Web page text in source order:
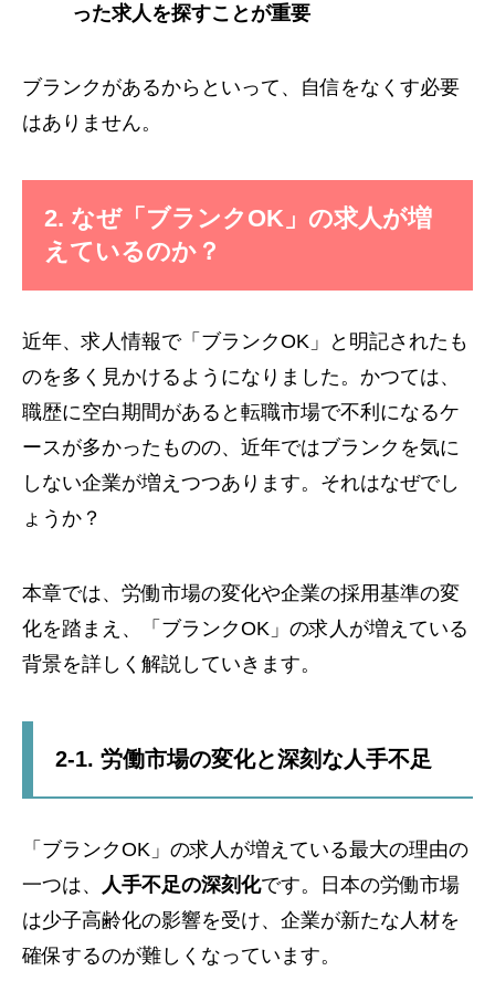
った求人を探すことが重要
ブランクがあるからといって、自信をなくす必要
はありません。
2. なぜ「ブランクOK」の求人が増
えているのか？
近年、求人情報で「ブランクOK」と明記されたも
のを多く見かけるようになりました。かつては、
職歴に空白期間があると転職市場で不利になるケ
ースが多かったものの、近年ではブランクを気に
しない企業が増えつつあります。それはなぜでし
ょうか？
本章では、労働市場の変化や企業の採用基準の変
化を踏まえ、「ブランクOK」の求人が増えている
背景を詳しく解説していきます。
2-1. 労働市場の変化と深刻な人手不足
「ブランクOK」の求人が増えている最大の理由の
一つは、
人手不足の深刻化です。日本の労働市場
は少子高齢化の影響を受け、企業が新たな人材を
確保するのが難しくなっています。